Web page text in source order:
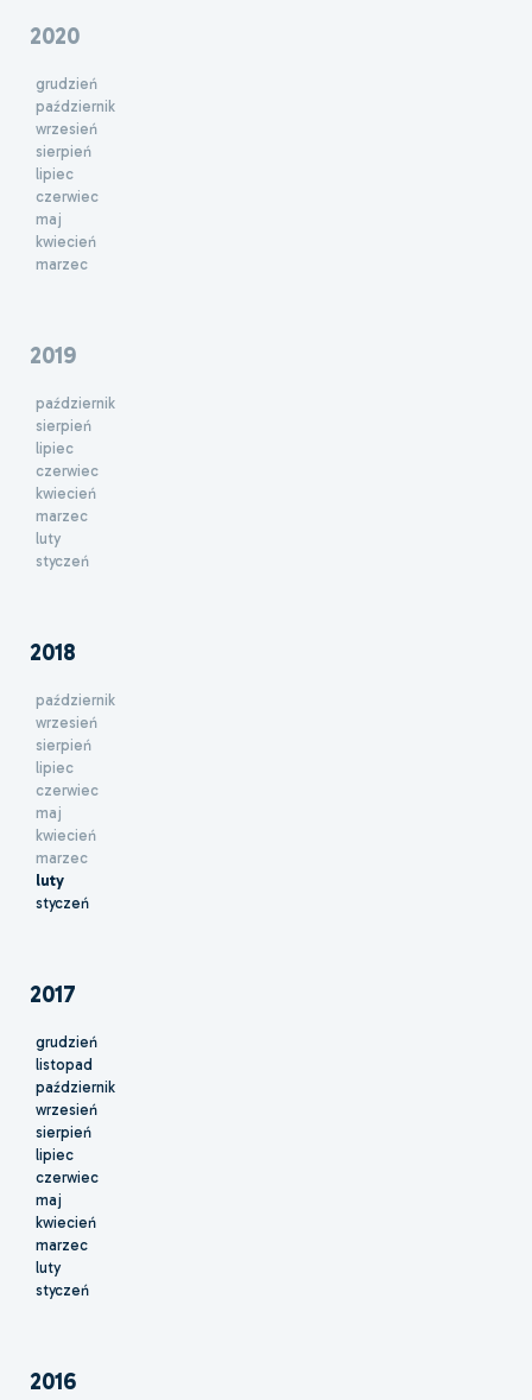
2020
grudzień
październik
wrzesień
sierpień
lipiec
czerwiec
maj
kwiecień
marzec
2019
październik
sierpień
lipiec
czerwiec
kwiecień
marzec
luty
styczeń
2018
październik
wrzesień
sierpień
lipiec
czerwiec
maj
kwiecień
marzec
luty
styczeń
2017
grudzień
listopad
październik
wrzesień
sierpień
lipiec
czerwiec
maj
kwiecień
marzec
luty
styczeń
2016